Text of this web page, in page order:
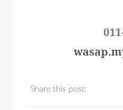
Share this post: